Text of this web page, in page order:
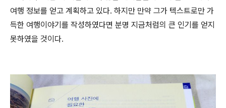
여행 정보를 얻고 계획하고 있다. 하지만 만약 그가 텍스트로만 가
득한 여행이야기를 작성하였다면 분명 지금처럼의 큰 인기를 얻지
못하였을 것이다.